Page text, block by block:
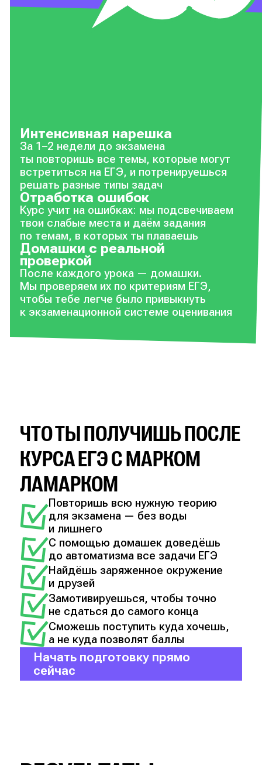
Интенсивная нарешка
За 1–2 недели до экзамена
ты повторишь все темы, которые могут
встретиться на ЕГЭ, и потренируешься
решать разные типы задач
Отработка ошибок
Курс учит на ошибках: мы подсвечиваем
твои слабые места и даём задания
по темам, в которых ты плаваешь
Домашки с реальной
проверкой
После каждого урока — домашки.
Мы проверяем их по критериям ЕГЭ,
чтобы тебе легче было привыкнуть
к экзаменационной системе оценивания
ЧТО ТЫ ПОЛУЧИШЬ ПОСЛЕ
КУРСА ЕГЭ С МАРКОМ
ЛАМАРКОМ
Повторишь всю нужную теорию
для экзамена — без воды
и лишнего
С помощью домашек доведёшь
до автоматизма все задачи ЕГЭ
Найдёшь заряженное окружение
и друзей
Замотивируешься, чтобы точно
не сдаться до самого конца
Сможешь поступить куда хочешь,
а не куда позволят баллы
Начать подготовку прямо
сейчас